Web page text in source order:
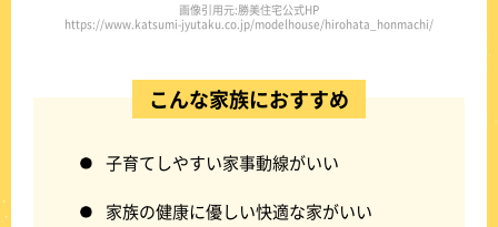
画像引用元:勝美住宅公式HP
https://www.katsumi-jyutaku.co.jp/modelhouse/hirohata_honmachi/
こんな家族におすすめ
子育てしやすい家事動線がいい
家族の健康に優しい快適な家がいい